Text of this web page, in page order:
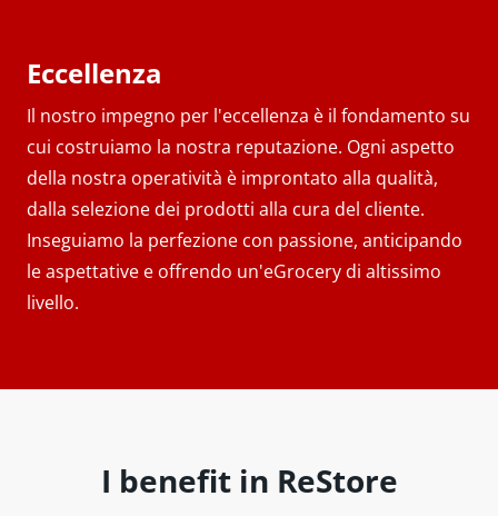
Eccellenza
Il nostro impegno per l'eccellenza è il fondamento su
cui costruiamo la nostra reputazione. Ogni aspetto
della nostra operatività è improntato alla qualità,
dalla selezione dei prodotti alla cura del cliente.
Inseguiamo la perfezione con passione, anticipando
le aspettative e offrendo un'eGrocery di altissimo
livello.
I benefit in ReStore